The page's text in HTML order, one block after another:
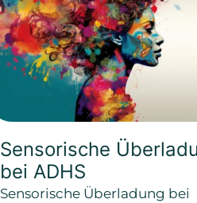
Sensorische
bei ADHS
Sensorische Überladung bei